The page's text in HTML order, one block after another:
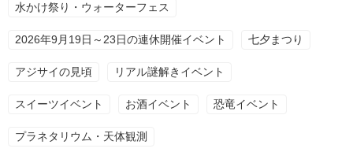
水かけ祭り・ウォーターフェス
2026年9月19日～23日の連休開催イベント 七夕まつり
アジサイの見頃 リアル謎解きイベント
スイーツイベント お酒イベント 恐竜イベント
プラネタリウム・天体観測